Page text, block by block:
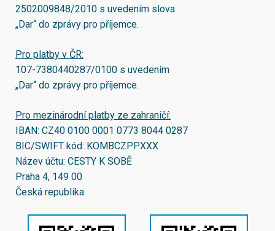
2502009848/2010 s uvedením slova
„Dar“ do zprávy pro příjemce.
Pro platby v ČR:
107-7380440287/0100 s uvedením
„Dar“ do zprávy pro příjemce.
Pro mezinárodní platby ze zahraničí:
IBAN: CZ40 0100 0001 0773 8044 0287
BIC/SWIFT kód: KOMBCZPPXXX
Název účtu: CESTY K SOBĚ
Praha 4, 149 00
Česká republika